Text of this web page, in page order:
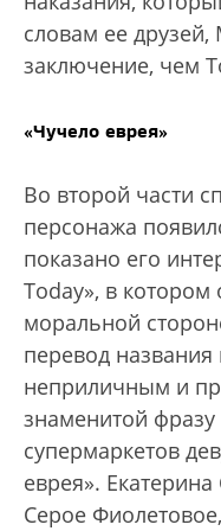
словам ее
заключение, чем
«Чучело еврея»
Во второй части
персонажа
показано его
Today», в
моральной
перевод
неприличным и
знаменитой
супермаркетов
еврея».
Серое